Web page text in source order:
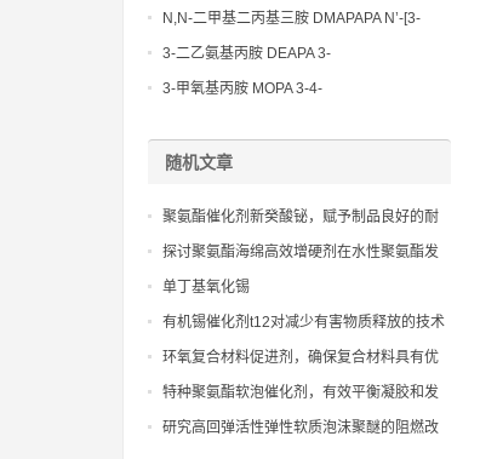
Bis(3-aminopropyl)-ethylenediamine CAS
No10563-26-5
N,N-二甲基二丙基三胺 DMAPAPA N’-[3-
(dimethylamino)propyllpropane-1,3-
diamine CAS No10563-29-8
3-二乙氨基丙胺 DEAPA 3-
(Diethylamino)propylamine CAS No 104-
3-甲氧基丙胺 MOPA 3-4-
随机文章
聚氨酯催化剂新癸酸铋，赋予制品良好的耐
候性和抗紫外线性能
探讨聚氨酯海绵高效增硬剂在水性聚氨酯发
泡体系中的分散稳定性及增硬机理
单丁基氧化锡
有机锡催化剂t12对减少有害物质释放的技术
改进
环氧复合材料促进剂，确保复合材料具有优
异的耐化学品和耐水解性能
特种聚氨酯软泡催化剂，有效平衡凝胶和发
泡反应，确保泡沫孔径均匀细腻
研究高回弹活性弹性软质泡沫聚醚的阻燃改